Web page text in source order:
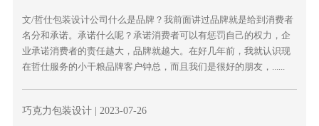
文/哲仕包装设计公司什么是品牌？我前面讲过品牌就是给到消费者
名分和承诺。承诺什么呢？承诺消费者可以有惩罚自己的权力，企
业承诺消费者的责任越大，品牌就越大。在好几年前，我就认识现
在哲仕服务的小干粮品牌客户钟总，而且我们是很好的朋友，......
巧克力包装设计| 2023-07-26